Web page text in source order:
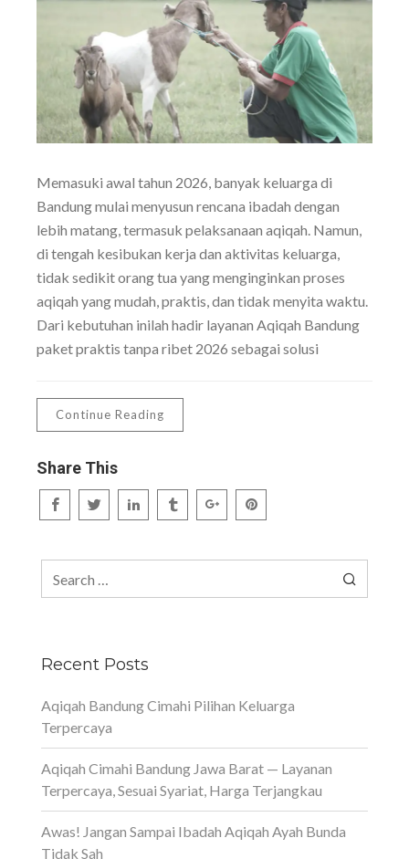
Memasuki awal tahun 2026, banyak keluarga di
Bandung mulai menyusun rencana ibadah dengan
lebih matang, termasuk pelaksanaan aqiqah. Namun,
di tengah kesibukan kerja dan aktivitas keluarga,
tidak sedikit orang tua yang menginginkan proses
aqiqah yang mudah, praktis, dan tidak menyita waktu.
Dari kebutuhan inilah hadir layanan Aqiqah Bandung
paket praktis tanpa ribet 2026 sebagai solusi
Continue Reading
Share This
Recent Posts
Aqiqah Bandung Cimahi Pilihan Keluarga
Terpercaya
Aqiqah Cimahi Bandung Jawa Barat — Layanan
Terpercaya, Sesuai Syariat, Harga Terjangkau
Awas! Jangan Sampai Ibadah Aqiqah Ayah Bunda
Tidak Sah